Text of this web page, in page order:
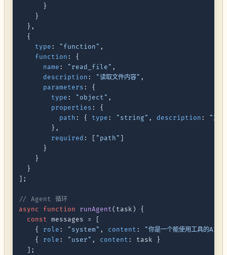
      }
    }
  },
  {
type : "function" ,
function : {
name : "read_file" ,
description : "读取文件内容" ,
parameters : {
type : "object" ,
properties : {
path : { type : "string" , description :
"文
        },
required : [ "path"
      }
    }
  }
];
// Agent 循环
async
function runAgent( task ) {
const messages = [
    {
role : "system" , content :
"你是一个能使用工具的AI助
    {
role : "user" , content : task }
  ];